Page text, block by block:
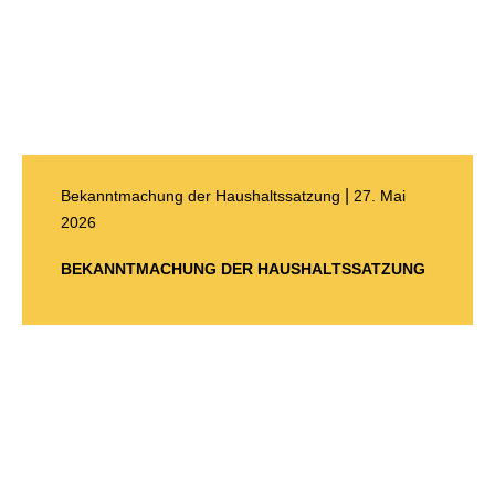
Bekanntmachung der Haushaltssatzung
27. Mai
2026
BEKANNTMACHUNG DER HAUSHALTSSATZUNG